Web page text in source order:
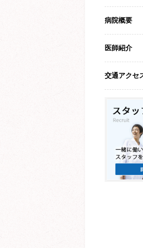
病院概要
医師紹介
交通アクセ